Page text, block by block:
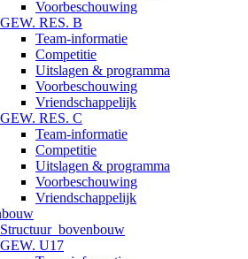
Voorbeschouwing
GEW. RES. B
Team-informatie
Competitie
Uitslagen & programma
Voorbeschouwing
Vriendschappelijk
GEW. RES. C
Team-informatie
Competitie
Uitslagen & programma
Voorbeschouwing
Vriendschappelijk
Structuur_bovenbouw
GEW. U17